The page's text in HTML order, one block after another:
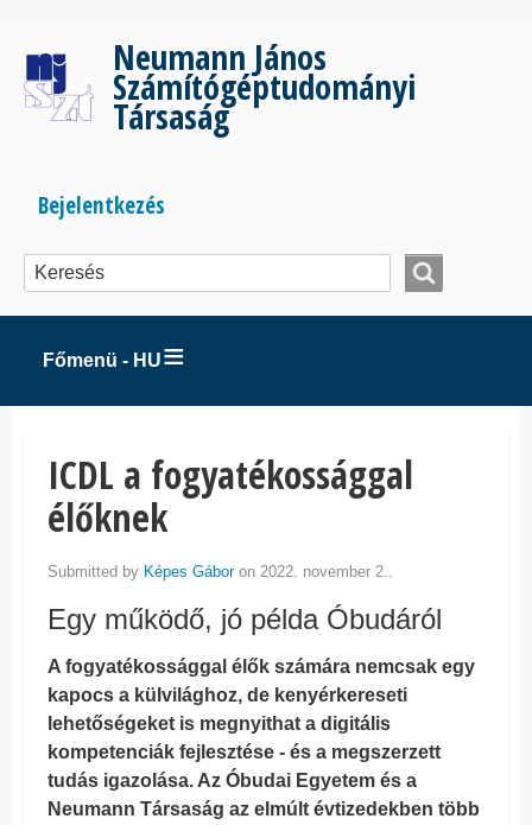
tartalomra
Neumann János
Számítógéptudományi
Társaság
Bejelentkezés
menüje
Bejelentkezés
Főmenü - HU
ICDL a fogyatékossággal
élőknek
Submitted by Képes Gáboron 2022. november 2..
Egy működő, jó példa Óbudáról
A fogyatékossággal élők számára nemcsak egy
kapocs a külvilághoz, de kenyérkereseti
lehetőségeket is megnyithat a digitális
kompetenciák fejlesztése - és a megszerzett
tudás igazolása. Az Óbudai Egyetem és a
Neumann Társaság az elmúlt évtizedekben több